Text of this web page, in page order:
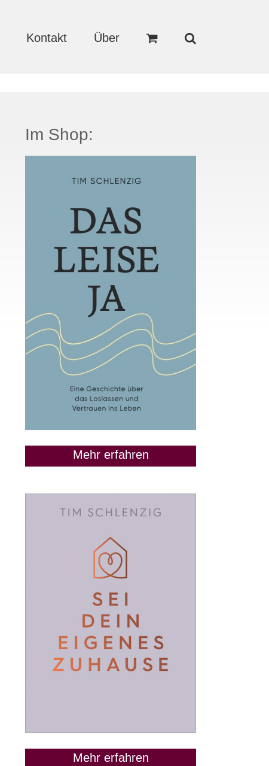
Kontakt Über
Im Shop:
Mehr erfahren
Mehr erfahren